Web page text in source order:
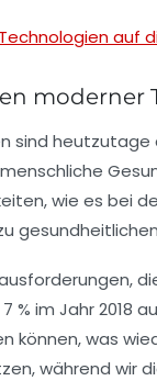
auf
moderner
sind heutzutage
wie es bei
% im Jahr 2018
können, was
während wir